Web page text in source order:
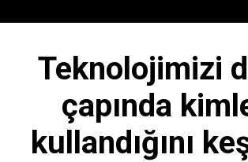
Teknolojimizi
çapında
kullandığını